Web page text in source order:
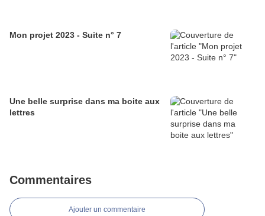
Mon projet 2023 - Suite n° 7
Une belle surprise dans ma boite aux
lettres
Commentaires
Ajouter un commentaire